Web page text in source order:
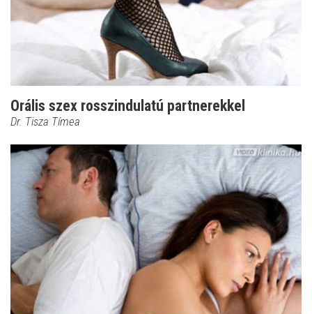
Orális szex rosszindulatú partnerekkel
Dr. Tisza Tímea